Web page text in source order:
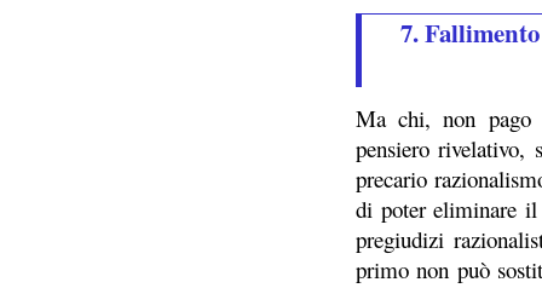
7.
Ma chi, non pago
pensiero rivelativo,
precario
di poter eliminare il
pregiudizi
primo non può